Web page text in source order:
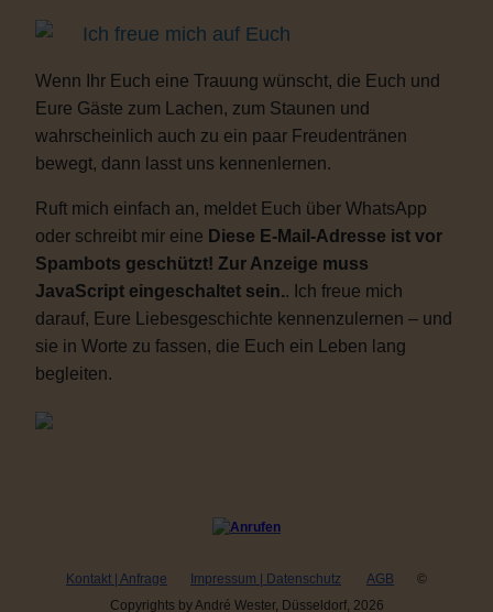
Ich freue mich auf Euch
Wenn Ihr Euch eine Trauung wünscht, die Euch und
Eure Gäste zum Lachen, zum Staunen und
wahrscheinlich auch zu ein paar Freudentränen
bewegt, dann lasst uns kennenlernen.
Ruft mich einfach an, meldet Euch über WhatsApp
oder schreibt mir eine Diese E-Mail-Adresse ist vor
Spambots geschützt! Zur Anzeige muss
JavaScript eingeschaltet sein.. Ich freue mich
darauf, Eure Liebesgeschichte kennenzulernen – und
sie in Worte zu fassen, die Euch ein Leben lang
begleiten.
Kontakt | Anfrage Impressum | Datenschutz AGB
©
Copyrights by André Wester, Düsseldorf, 2026